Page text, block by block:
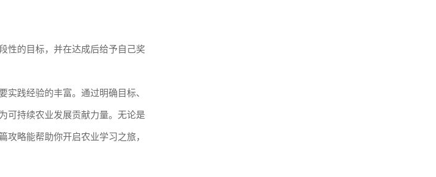
性的目标，并在达成后给予自己奖
实践经验的丰富。通过明确目标、
可持续农业发展贡献力量。无论是
略能帮助你开启农业学习之旅，